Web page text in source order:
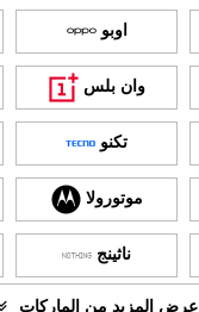
اوبو
وان بلس
تكنو
موتورولا
ناثينج
عرض المزيد من الماركات